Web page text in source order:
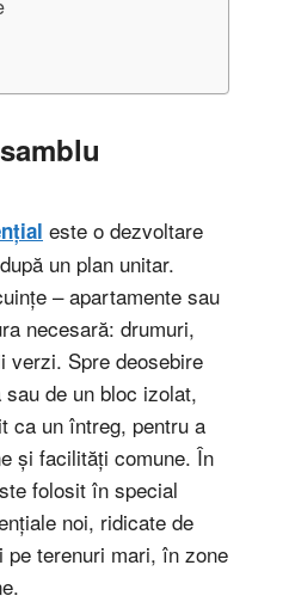
este o dezvoltare
un plan unitar.
– apartamente sau
necesară: drumuri,
verzi. Spre deosebire
de un bloc izolat,
ca un întreg, pentru a
și facilități comune. În
folosit în special
noi, ridicate de
terenuri mari, în zone